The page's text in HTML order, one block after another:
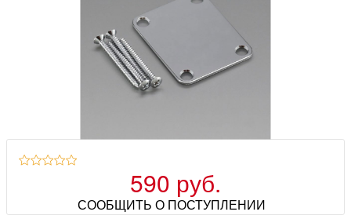
590 руб.
СООБЩИТЬ О ПОСТУПЛЕНИИ